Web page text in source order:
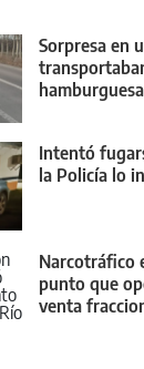
Sorpresa en
Intentó
la Policía lo
Narcotráfico
punto que
venta